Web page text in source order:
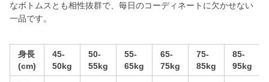
なボトムスとも相性抜群で、毎日のコーディネートに欠かせない
一品です。
身長
(cm)
45-
50kg
50-
55kg
55-
65kg
65-
75kg
75-
85kg
85-
95kg